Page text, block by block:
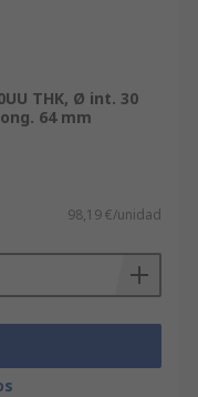
THK, Ø int. 30
64 mm
98,19 €/unidad